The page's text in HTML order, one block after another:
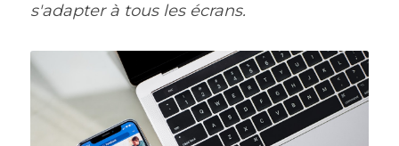
s'adapter à tous les écrans.